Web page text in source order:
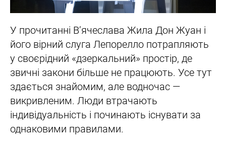
У прочитанні В’ячеслава Жила Дон Жуан і
його вірний слуга Лепорелло потрапляють
у своєрідний «дзеркальний» простір, де
звичні закони більше не працюють. Усе тут
здається знайомим, але водночас —
викривленим. Люди втрачають
індивідуальність і починають існувати за
однаковими правилами.